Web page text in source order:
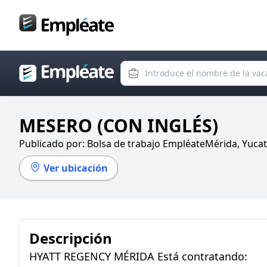
Bolsa de trabajo
Introduce el nombre de la
Ingresa el Estado
MESERO (CON INGLÉS)
Publicado por: Bolsa de trabajo EmpléateMérida,
Ver ubicación
Descripción
HYATT REGENCY MÉRIDA Está contratando: